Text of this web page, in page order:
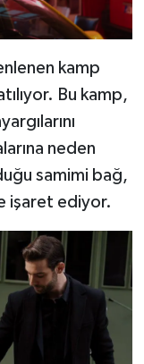
kamp
Bu kamp,
neden
samimi bağ,
işaret ediyor.